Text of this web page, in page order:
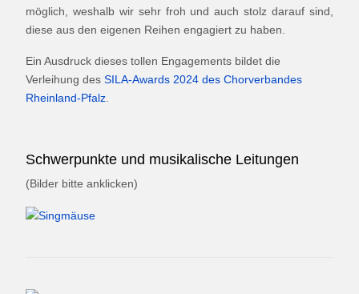
möglich, weshalb wir sehr froh und auch stolz darauf sind,
diese aus den eigenen Reihen engagiert zu haben.
Ein Ausdruck dieses tollen Engagements bildet die
Verleihung des SILA-Awards 2024 des Chorverbandes
Rheinland-Pfalz
Schwerpunkte und musikalische Leitungen
(Bilder bitte anklicken)